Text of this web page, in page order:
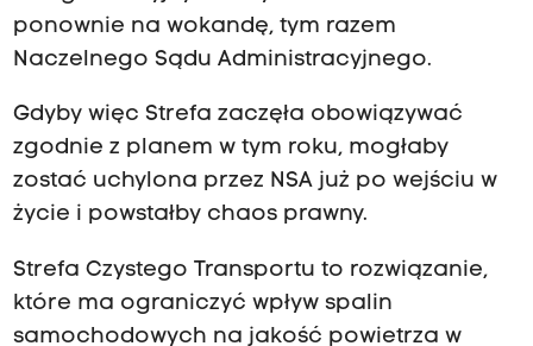
ponownie na wokandę, tym razem
Naczelnego Sądu Administracyjnego.
Gdyby więc Strefa zaczęła obowiązywać
zgodnie z planem w tym roku, mogłaby
zostać uchylona przez NSA już po wejściu w
życie i powstałby chaos prawny.
Strefa Czystego Transportu to rozwiązanie,
które ma ograniczyć wpływ spalin
samochodowych na jakość powietrza w